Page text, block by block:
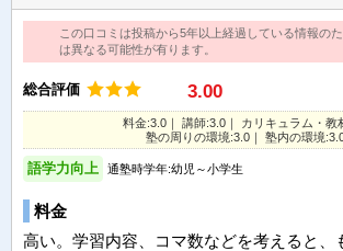
この口コミは投稿から5年以上経過している情報の
は異なる可能性が有ります。
総合評価 3.00
料金:3.0｜ 講師:3.0｜ カリキュラム・教
塾の周りの環境:3.0｜ 塾内の環境
語学力向上 通塾時学年:幼児～小学生
料金
高い。学習内容、コマ数などを考えると、